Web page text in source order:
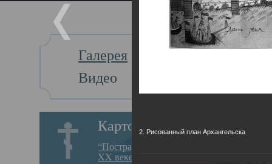
Галерея
Видео
Картотека
“Пострадавшие за веру в
XX веке на Севере”
Главная
2. Рисованный план Архангельска